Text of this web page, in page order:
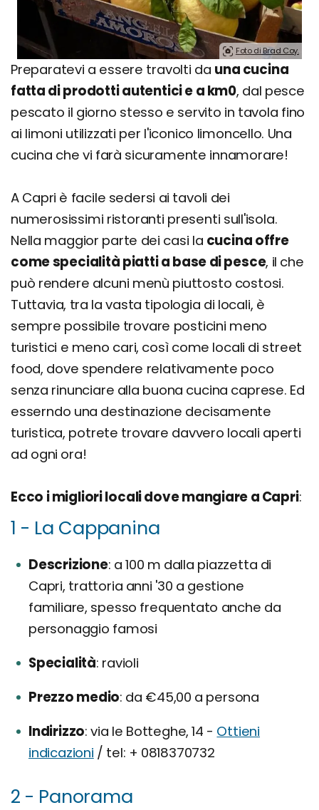
Foto di Brad Coy.
Preparatevi a essere travolti da una cucina
fatta di prodotti autentici e a km0, dal pesce
pescato il giorno stesso e servito in tavola fino
ai limoni utilizzati per l'iconico limoncello. Una
cucina che vi farà sicuramente innamorare!
A Capri è facile sedersi ai tavoli dei
numerosissimi ristoranti presenti sull'isola.
Nella maggior parte dei casi la cucina offre
come specialità piatti a base di pesce, il che
può rendere alcuni menù piuttosto costosi.
Tuttavia, tra la vasta tipologia di locali, è
sempre possibile trovare posticini meno
turistici e meno cari, così come locali di street
food, dove spendere relativamente poco
senza rinunciare alla buona cucina caprese. Ed
esserndo una destinazione decisamente
turistica, potrete trovare davvero locali aperti
ad ogni ora!
Ecco i migliori locali dove mangiare a Capri:
1 - La Cappanina
Descrizione a 100 m dalla piazzetta di
Capri, trattoria anni '30 a gestione
familiare, spesso frequentato anche da
personaggio famosi
Specialità ravioli
Prezzo medio da €45,00 a persona
Indirizzo via le Botteghe, 14 - Ottieni
indicazioni / tel: + 0818370732
2 - Panorama